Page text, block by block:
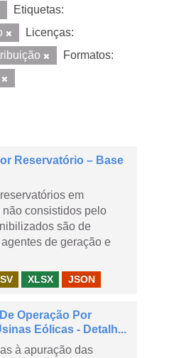
Etiquetas:
Licenças:
Formatos:
Reservatório – Base
em
consistidos pelo
são de
de geração e
XLSX JSON
Operação Por
Eólicas - Detalh...
à apuração das